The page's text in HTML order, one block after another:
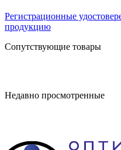
Регистрационные
продукцию
Сопутствующие товары
Недавно просмотренные